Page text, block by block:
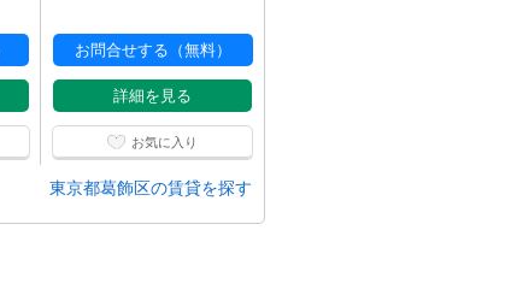
お問合せする（無料）
詳細を見る
お気に入り
東京都葛飾区の賃貸を探す